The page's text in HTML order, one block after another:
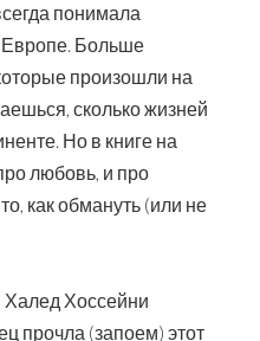
понимала
Больше
произошли на
сколько жизней
Но в книге на
любовь, и про
как обмануть (или не
Халед Хоссейни
прочла (запоем) этот